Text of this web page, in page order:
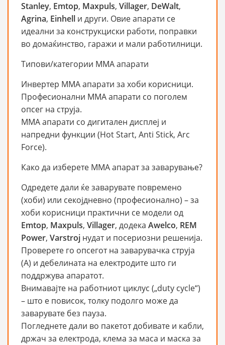
Stanley, Emtop, Maxpuls, Villager, DeWalt,
Agrina, Einhell и други. Овие апарати се
идеални за конструкциски работи, поправки
во домаќинство, гаражи и мали работилници.
Типови/категории ММА апарати
Инвертер ММА апарати за хоби корисници.
Професионални ММА апарати со поголем
опсег на струја.
ММА апарати со дигитален дисплеј и
напредни функции (Hot Start, Anti Stick, Arc
Force).
Како да изберете ММА апарат за заварување?
Одредете дали ќе заварувате повремено
(хоби) или секојдневно (професионално) – за
хоби корисници практични се модели од
Emtop, Maxpuls, Villager, додека Awelco, REM
Power, Varstroj нудат и посериозни решенија.
Проверете го опсегот на заварувачка струја
(A) и дебелината на електродите што ги
поддржува апаратот.
Внимавајте на работниот циклус („duty cycle“)
– што е повисок, толку подолго може да
заварувате без пауза.
Погледнете дали во пакетот добивате и кабли,
држач за електрода, клема за маса и маска за